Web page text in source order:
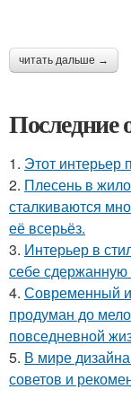
читать дальше →
Последние
1. Этот интерьер
2. Плесень в
сталкиваются
её всерьёз.
3. Интерьер в
себе сдержанную
4. Современный
продуман до
повседневной
5. В мире
советов и